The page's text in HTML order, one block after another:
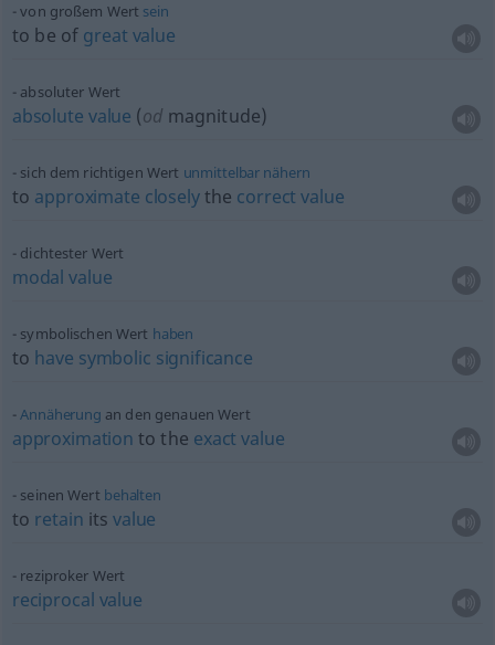
von großem Wert sein
to be of great value
absoluter Wert
absolute value (od magnitude)
sich dem richtigen Wert unmittelbar nähern
to approximate closelythe correct value
dichtester Wert
modal value
symbolischen Wert haben
to have symbolic significance
Annäherung an den genauen Wert
approximation to the exact value
seinen Wert behalten
to retain itsvalue
reziproker Wert
reciprocal value